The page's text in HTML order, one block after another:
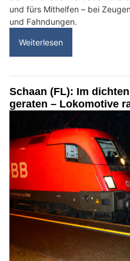
und fürs Mithelfen – bei
und Fahndungen.
Weiterlesen
Schaan (FL): Im
geraten – Lokomotive